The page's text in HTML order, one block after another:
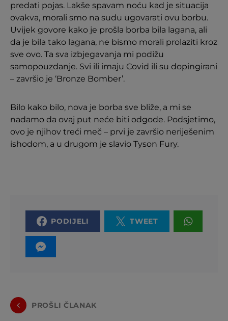
predati pojas. Lakše spavam noću kad je situacija
ovakva, morali smo na sudu ugovarati ovu borbu.
Uvijek govore kako je prošla borba bila lagana, ali
da je bila tako lagana, ne bismo morali prolaziti kroz
sve ovo. Ta sva izbjegavanja mi podižu
samopouzdanje. Svi ili imaju Covid ili su dopingirani
– završio je ‘Bronze Bomber’.
Bilo kako bilo, nova je borba sve bliže, a mi se
nadamo da ovaj put neće biti odgode. Podsjetimo,
ovo je njihov treći meč – prvi je završio neriješenim
ishodom, a u drugom je slavio Tyson Fury.
PODIJELI TWEET
PROŠLI ČLANAK